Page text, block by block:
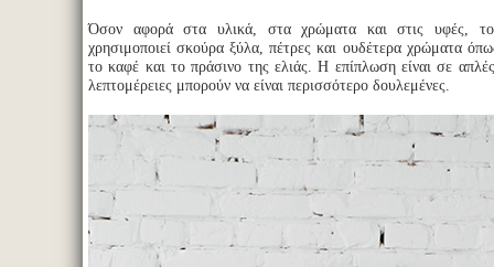
Όσον αφορά στα υλικά, στα χρώματα και στις υφές, το
χρησιμοποιεί σκούρα ξύλα, πέτρες και ουδέτερα χρώματα
το καφέ και το πράσινο της ελιάς. Η επίπλωση είναι σε
λεπτομέρειες μπορούν να είναι περισσότερο δουλεμένες.